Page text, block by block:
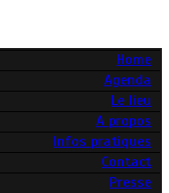
Home
Agenda
Le lieu
A propos
Infos pratiques
Contact
Presse